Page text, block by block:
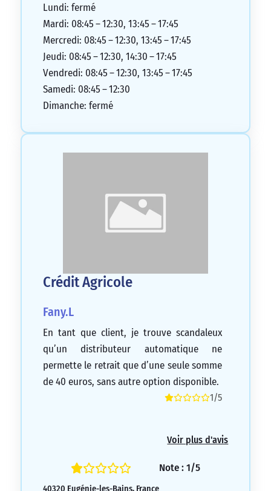
Lundi: fermé
Mardi: 08:45 – 12:30, 13:45 – 17:45
Mercredi: 08:45 – 12:30, 13:45 – 17:45
Jeudi: 08:45 – 12:30, 14:30 – 17:45
Vendredi: 08:45 – 12:30, 13:45 – 17:45
Samedi: 08:45 – 12:30
Dimanche: fermé
Crédit Agricole
Fany.L
En tant que client, je trouve scandaleux
qu’un distributeur automatique ne
permette le retrait que d’une seule somme
de 40 euros, sans autre option disponible.
1/5
Voir plus d'avis
Note : 1/5